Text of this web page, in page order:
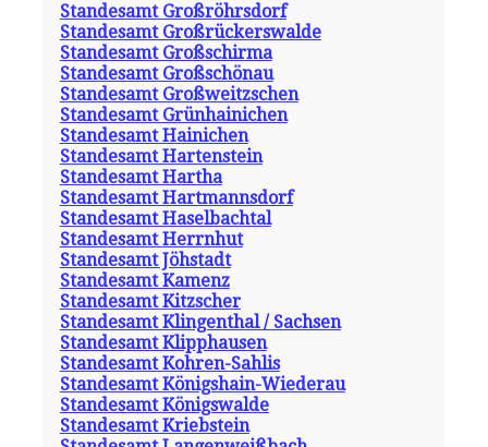
Standesamt Großröhrsdorf
Standesamt Großrückerswalde
Standesamt Großschirma
Standesamt Großschönau
Standesamt Großweitzschen
Standesamt Grünhainichen
Standesamt Hainichen
Standesamt Hartenstein
Standesamt Hartha
Standesamt Hartmannsdorf
Standesamt Haselbachtal
Standesamt Herrnhut
Standesamt Jöhstadt
Standesamt Kamenz
Standesamt Kitzscher
Standesamt Klingenthal / Sachsen
Standesamt Klipphausen
Standesamt Kohren-Sahlis
Standesamt Königshain-Wiederau
Standesamt Königswalde
Standesamt Kriebstein